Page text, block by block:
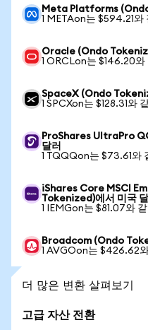
Meta Platforms
1 METAon는 $594.21와
Oracle (Ondo
1 ORCLon는 $146.20와
SpaceX (Ondo
1 SPCXon는 $128.31와
ProShares UltraPro
달러
1 TQQQon는 $73.61와
iShares Core MSCI
Tokenized)에서 미국
1 IEMGon는 $81.07와
Broadcom (Ondo
1 AVGOon는 $426.62
더 많은 변환 살펴보기
고급 자산 전환